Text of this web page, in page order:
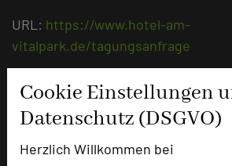
Cookie Einstellungen
Datenschutz (DSGVO)
Herzlich Willkommen bei
URL: https://www.hotel-am-
vitalpark.de/tagungsanfrage